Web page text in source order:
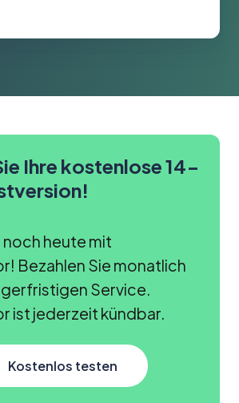
Ihre kostenlose 14-
heute mit
Bezahlen Sie monatlich
Service.
ist jederzeit kündbar.
Kostenlos testen